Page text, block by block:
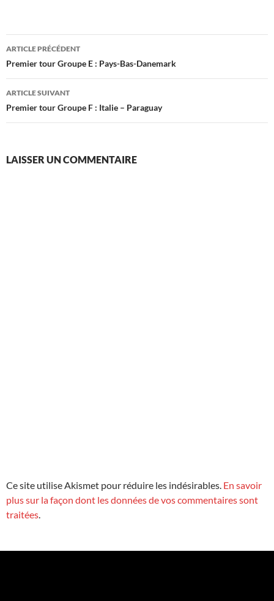
Navigation
des
articles
ARTICLE PRÉCÉDENT
Premier tour Groupe E : Pays-Bas-Danemark
ARTICLE SUIVANT
Premier tour Groupe F : Italie – Paraguay
LAISSER UN COMMENTAIRE
Ce site utilise Akismet pour réduire les indésirables. En savoir
plus sur la façon dont les données de vos commentaires sont
traitées.